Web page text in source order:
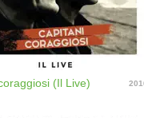
(Il Live)